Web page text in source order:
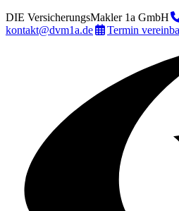
DIE VersicherungsMakler 1a GmbH
kontakt@dvm1a.de
Termin